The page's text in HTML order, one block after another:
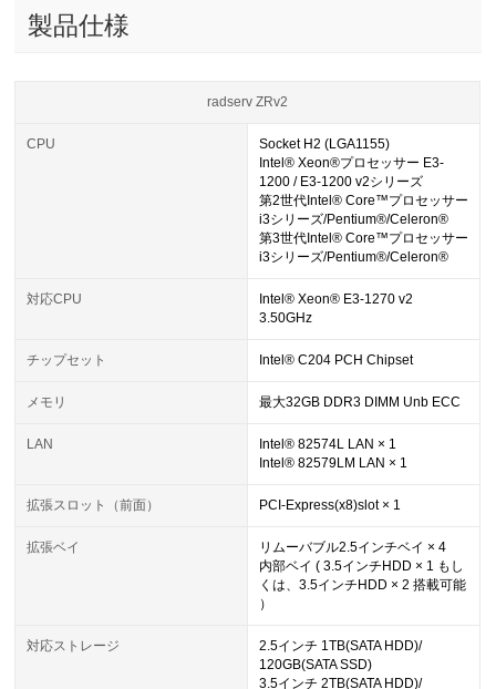
製品仕様
radserv ZRv2
CPU
Socket H2 (LGA1155)
Intel® Xeon®プロセッサー E3-
1200 / E3-1200 v2シリーズ
第2世代Intel® Core™プロセッサー
i3シリーズ/Pentium®/Celeron®
第3世代Intel® Core™プロセッサー
i3シリーズ/Pentium®/Celeron®
対応CPU
Intel® Xeon® E3-1270 v2
3.50GHz
チップセット Intel® C204 PCH Chipset
メモリ 最大32GB DDR3 DIMM Unb ECC
LAN
Intel® 82574L LAN × 1
Intel® 82579LM LAN × 1
拡張スロット（前面） PCI-Express(x8)slot × 1
拡張ベイ
リムーバブル2.5インチベイ × 4
内部ベイ ( 3.5インチHDD × 1 もし
くは、3.5インチHDD × 2 搭載可能
）
対応ストレージ
2.5インチ 1TB(SATA HDD)/
120GB(SATA SSD)
3.5インチ 2TB(SATA HDD)/